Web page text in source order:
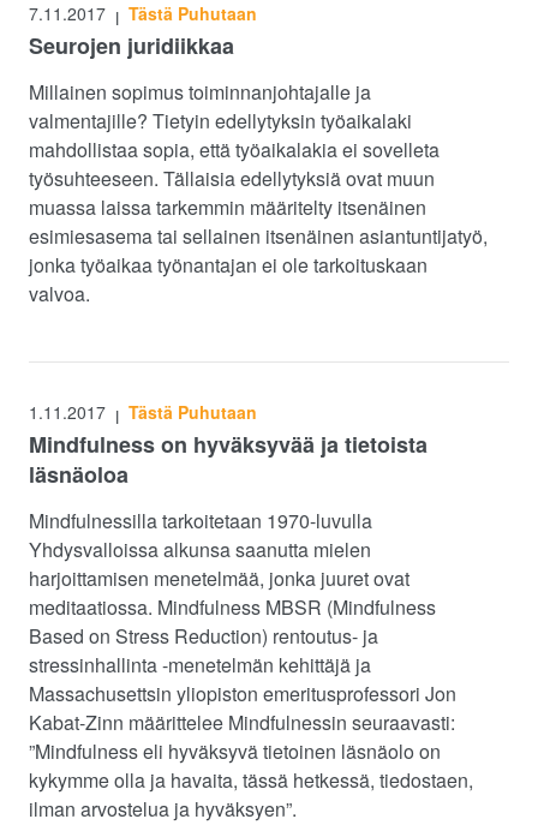
7.11.2017 | Tästä Puhutaan
Seurojen juridiikkaa
Millainen sopimus toiminnanjohtajalle ja
valmentajille? Tietyin edellytyksin työaikalaki
mahdollistaa sopia, että työaikalakia ei sovelleta
työsuhteeseen. Tällaisia edellytyksiä ovat muun
muassa laissa tarkemmin määritelty itsenäinen
esimiesasema tai sellainen itsenäinen asiantuntijatyö,
jonka työaikaa työnantajan ei ole tarkoituskaan
valvoa.
1.11.2017 | Tästä Puhutaan
Mindfulness on hyväksyvää ja tietoista
läsnäoloa
Mindfulnessilla tarkoitetaan 1970-luvulla
Yhdysvalloissa alkunsa saanutta mielen
harjoittamisen menetelmää, jonka juuret ovat
meditaatiossa. Mindfulness MBSR (Mindfulness
Based on Stress Reduction) rentoutus- ja
stressinhallinta -menetelmän kehittäjä ja
Massachusettsin yliopiston emeritusprofessori Jon
Kabat-Zinn määrittelee Mindfulnessin seuraavasti:
”Mindfulness eli hyväksyvä tietoinen läsnäolo on
kykymme olla ja havaita, tässä hetkessä, tiedostaen,
ilman arvostelua ja hyväksyen”.